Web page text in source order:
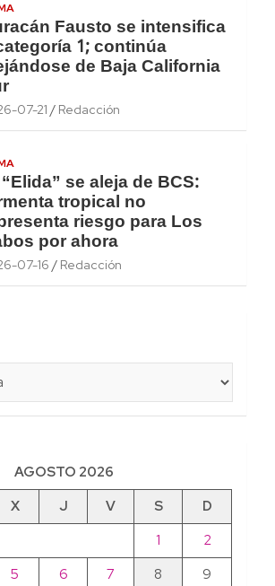
Fausto se intensifica
1; continúa
de Baja California
07-21 Redacción
se aleja de BCS:
tropical no
riesgo para Los
por ahora
07-16 Redacción
AGOSTO 2026
X J V S
D
1
2
5 6 7 8
9